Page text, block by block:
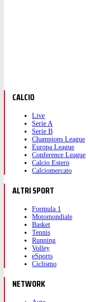
CALCIO
Live
Serie A
Serie B
Champions League
Europa League
Conference League
Calcio Estero
Calciomercato
ALTRI SPORT
Formula 1
Motomondiale
Basket
Tennis
Running
Volley
eSports
Ciclismo
NETWORK